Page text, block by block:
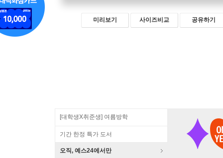
미리보기 사이즈비교 공유하기
[대학생X취준생] 여름방학
기간 한정 특가 도서
오직, 예스24에서만